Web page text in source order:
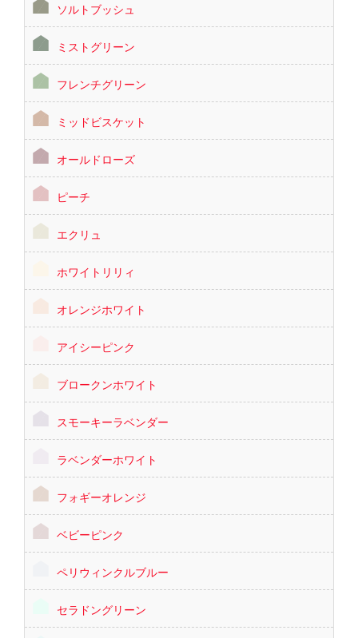
ソルトブッシュ
ミストグリーン
フレンチグリーン
ミッドビスケット
オールドローズ
ピーチ
エクリュ
ホワイトリリィ
オレンジホワイト
アイシーピンク
ブロークンホワイト
スモーキーラベンダー
ラベンダーホワイト
フォギーオレンジ
ベビーピンク
ペリウィンクルブルー
セラドングリーン